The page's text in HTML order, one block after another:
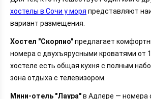
хостелы в Сочи у моря представляют
вариант размещения.
Хостел "Скорпио"предлагает
номера с двухъярусными кроватями от
хостеле есть общая кухня с полным
зона отдыха с телевизором.
Мини-отель "Лаура"в Адлере — номера